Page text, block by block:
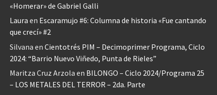
«Homerar» de Gabriel Galli
Laura en Escaramujo #6: Columna de historia «Fue cantando
que crecí» #2
Silvana en Cientotrés PIM – Decimoprimer Programa, Ciclo
2024: “Barrio Nuevo Viñedo, Punta de Rieles”
Maritza Cruz Arzola en BILONGO – Ciclo 2024/Programa 25
– LOS METALES DEL TERROR – 2da. Parte